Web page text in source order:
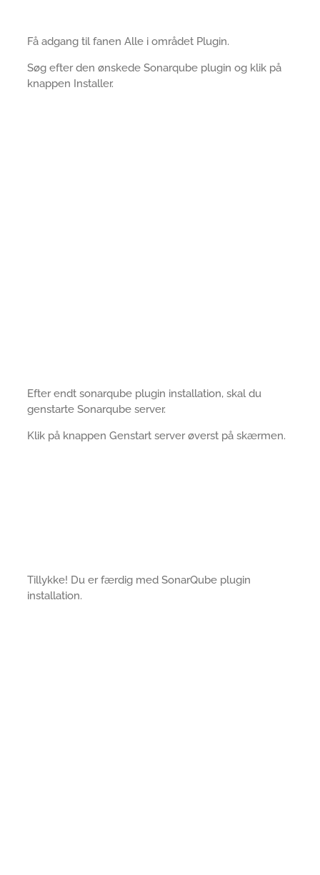
Få adgang til fanen Alle i området Plugin.
Søg efter den ønskede Sonarqube plugin og klik på
knappen Installer.
Efter endt sonarqube plugin installation, skal du
genstarte Sonarqube server.
Klik på knappen Genstart server øverst på skærmen.
Tillykke! Du er færdig med SonarQube plugin
installation.